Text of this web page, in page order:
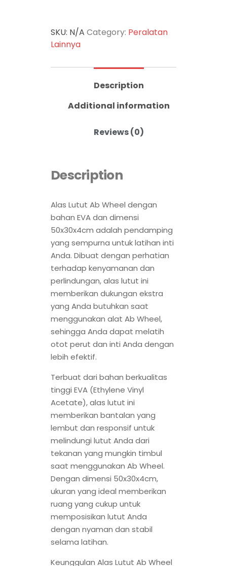
SKU: N/A Category: Peralatan
Lainnya
Description
Additional information
Reviews (0)
Description
Alas Lutut Ab Wheel dengan
bahan EVA dan dimensi
50x30x4cm adalah pendamping
yang sempurna untuk latihan inti
Anda. Dibuat dengan perhatian
terhadap kenyamanan dan
perlindungan, alas lutut ini
memberikan dukungan ekstra
yang Anda butuhkan saat
menggunakan alat Ab Wheel,
sehingga Anda dapat melatih
otot perut dan inti Anda dengan
lebih efektif.
Terbuat dari bahan berkualitas
tinggi EVA (Ethylene Vinyl
Acetate), alas lutut ini
memberikan bantalan yang
lembut dan responsif untuk
melindungi lutut Anda dari
tekanan yang mungkin timbul
saat menggunakan Ab Wheel.
Dengan dimensi 50x30x4cm,
ukuran yang ideal memberikan
ruang yang cukup untuk
memposisikan lutut Anda
dengan nyaman dan stabil
selama latihan.
Keunggulan Alas Lutut Ab Wheel